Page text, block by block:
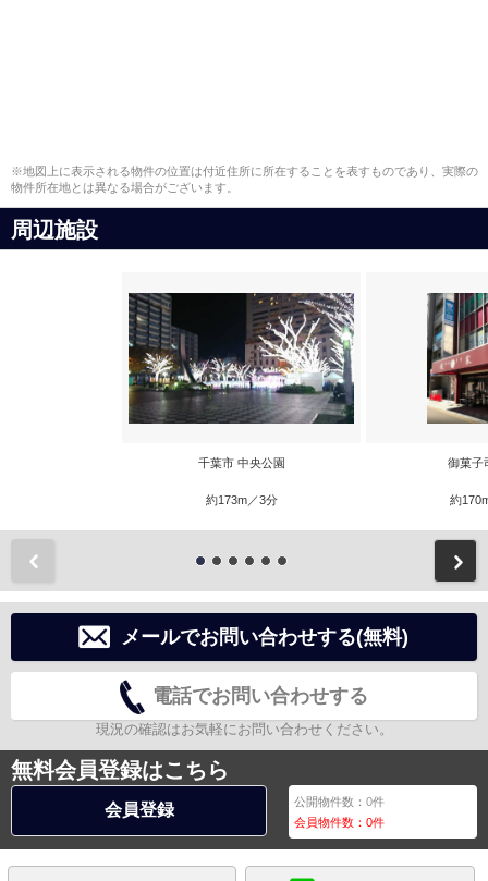
※地図上に表示される物件の位置は付近住所に所在することを表すものであり、実際の
物件所在地とは異なる場合がございます。
周辺施設
千葉市 中央公園
約173m／3分
御菓子
約
メールでお問い合わせする(無料)
電話でお問い合わせする
現況の確認はお気軽にお問い合わせください。
無料会員登録はこちら
会員登録 公開物件数：0件
会員物件数：0件